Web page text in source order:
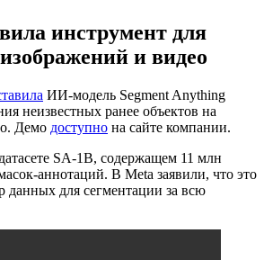
инструмент для
и видео
ИИ-модель Segment Anything
неизвестных ранее объектов на
Демо доступно на сайте компании.
SA-1B, содержащем 11 млн
аннотаций. В Meta заявили, что это
данных для сегментации за всю